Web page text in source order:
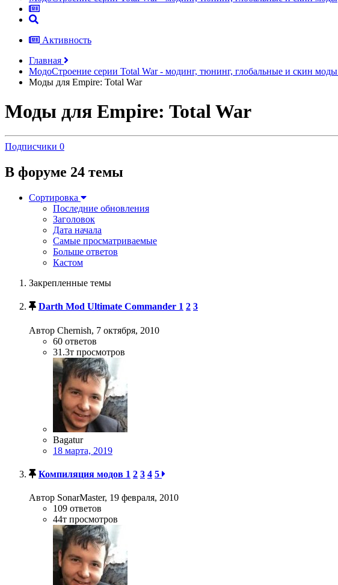
Активность
Главная
МодоСтроение серии Total War - модинг, тюнинг, глобальные и скин моды
Моды для Empire: Total War
Моды для Empire: Total War
Подписчики 0
В форуме 24 темы
Сортировка
Последние обновления
Заголовок
Дата начала
Самые просматриваемые
Больше ответов
Кастом
Закрепленные темы
Darth Mod Ultimate Commander 1 2 3
Автор Chernish, 7 октября, 2010
60 ответов
31.3т просмотров
Bagatur
18 марта, 2019
Компиляция модов 1 2 3 4 5
Автор SonarMaster, 19 февраля, 2010
109 ответов
44т просмотров